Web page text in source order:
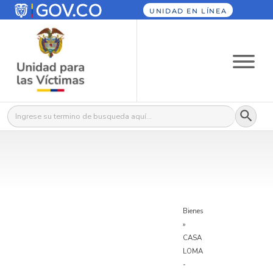
UNIDAD EN LÍNEA
Buscar: Botón
Bienes
»
CASA
LOMA
-